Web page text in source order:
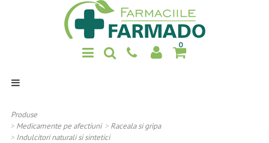
Promotii
0
Produse
> Medicamente pe afectiuni > Raceala si gripa
> Indulcitori naturali si sintetici